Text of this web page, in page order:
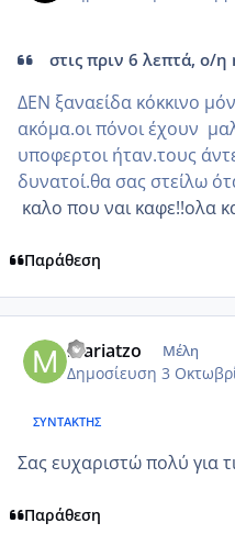
στις πριν 6 λεπτά, ο/η
ΔΕΝ ξαναείδα κόκκινο
ακόμα.οι πόνοι έχουν
υποφερτοι ήταν.τους
δυνατοί.θα σας στείλω
καλο που ναι καφε!!ολα
Παράθεση
mariatzo Μέλη
Δημοσίευση 3
ΣΥΝΤΆΚΤΗΣ
Σας ευχαριστώ πολύ για
Παράθεση